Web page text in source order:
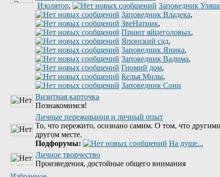
Изолятор,
Заповедник
Заповедник Владека,
ЗвеНатник,
Приют яйцеголовых,
Японский сад,
Заповедник Яника,
Заповедник Вадима,
Гномий дом,
Келья Милы,
Заповедник Сони
Визитная карточка
Познакомимся!
Личные переживания и личный опыт
То, что пережито, осознано самим. О том, что
другом месте.
Подфорумы:
На душе...
Личное творчество
Произведения, достойные общего внимания